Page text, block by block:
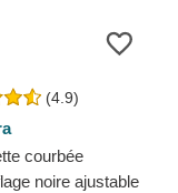
(4.9)
courbée
noire ajustable